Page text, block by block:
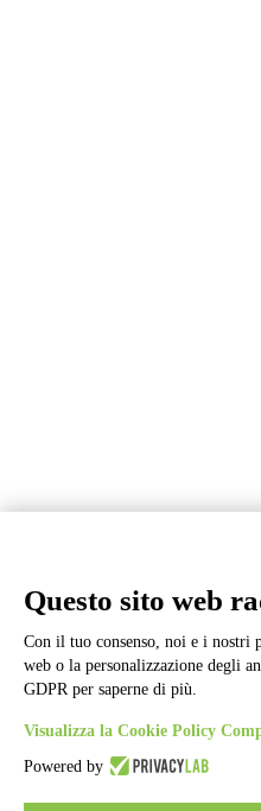
Questo sito web
Con il tuo consenso, noi e i nostri
web o la personalizzazione degli
GDPR per saperne di più.
Visualizza la Cookie Policy
Powered by